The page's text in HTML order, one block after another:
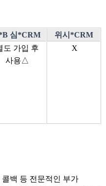
심*CRM
위시*CRM
도 가입 후
사용△
X
콜백 등 전문적인 부가